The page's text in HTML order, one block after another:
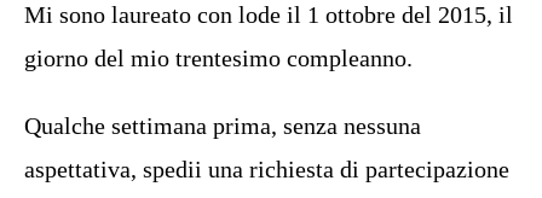
Mi sono laureato con lode il 1 ottobre del 2015, il
giorno del mio trentesimo compleanno.
Qualche settimana prima, senza nessuna
aspettativa, spedii una richiesta di partecipazione